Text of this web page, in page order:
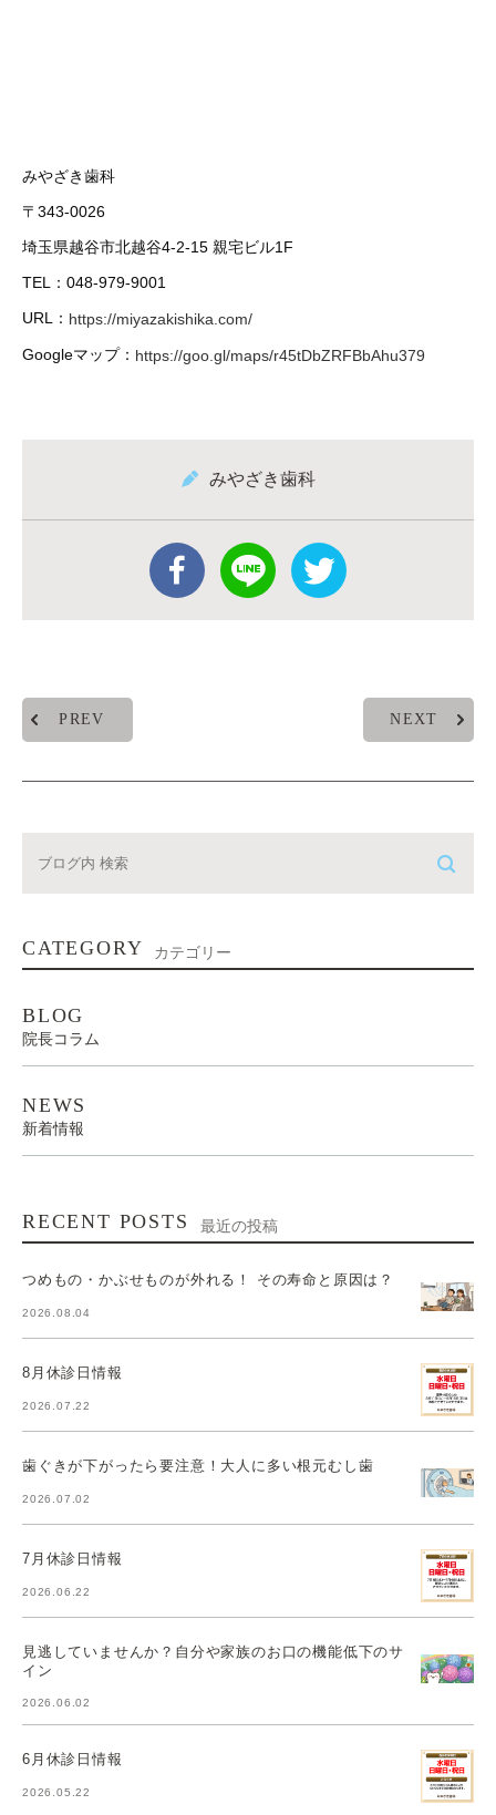
みやざき歯科
〒343-0026
埼玉県越谷市北越谷4-2-15 親宅ビル1F
TEL：048-979-9001
URL： https://miyazakishika.com/
Googleマップ： https://goo.gl/maps/r45tDbZRFBbAhu379
みやざき歯科
PREV NEXT
CATEGORY カテゴリー
BLOG
院長コラム
NEWS
新着情報
RECENT POSTS 最近の投稿
つめもの・かぶせものが外れる！ その寿命と原因は？
2026.08.04
8月休診日情報
2026.07.22
歯ぐきが下がったら要注意！大人に多い根元むし歯
2026.07.02
7月休診日情報
2026.06.22
見逃していませんか？自分や家族のお口の機能低下のサ
イン
2026.06.02
6月休診日情報
2026.05.22